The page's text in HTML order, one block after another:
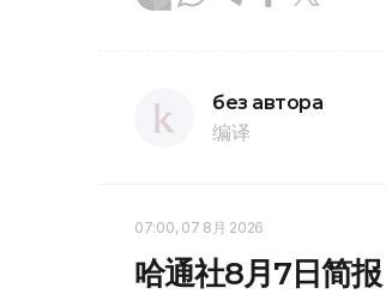
без автора
编译
07:00, 07 8月 2026
哈通社8月7日简